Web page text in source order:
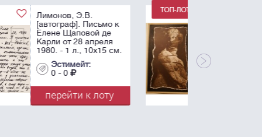
Драгомощенко, А.Т.,
Приходько Г. Книга-
выставка. Л.:
самиздат, 1974. 26 с.,
13. фото ил.; 13
картонажных папок.
перейти к лоту